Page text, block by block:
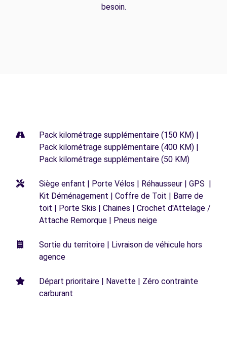
besoin.
Pack kilométrage supplémentaire (150 KM) |
Pack kilométrage supplémentaire (400 KM) |
Pack kilométrage supplémentaire (50 KM)
Siège enfant | Porte Vélos | Réhausseur | GPS |
Kit Déménagement | Coffre de Toit | Barre de
toit | Porte Skis | Chaines | Crochet d'Attelage /
Attache Remorque | Pneus neige
Sortie du territoire | Livraison de véhicule hors
agence
Départ prioritaire | Navette | Zéro contrainte
carburant